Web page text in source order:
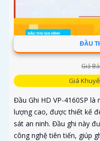
ĐẦU
Giá
Giá
Đầu Ghi HD VP-4160SP
lượng cao, được thiết kế
sát an ninh. Đầu ghi này
công nghệ tiên tiến, giúp